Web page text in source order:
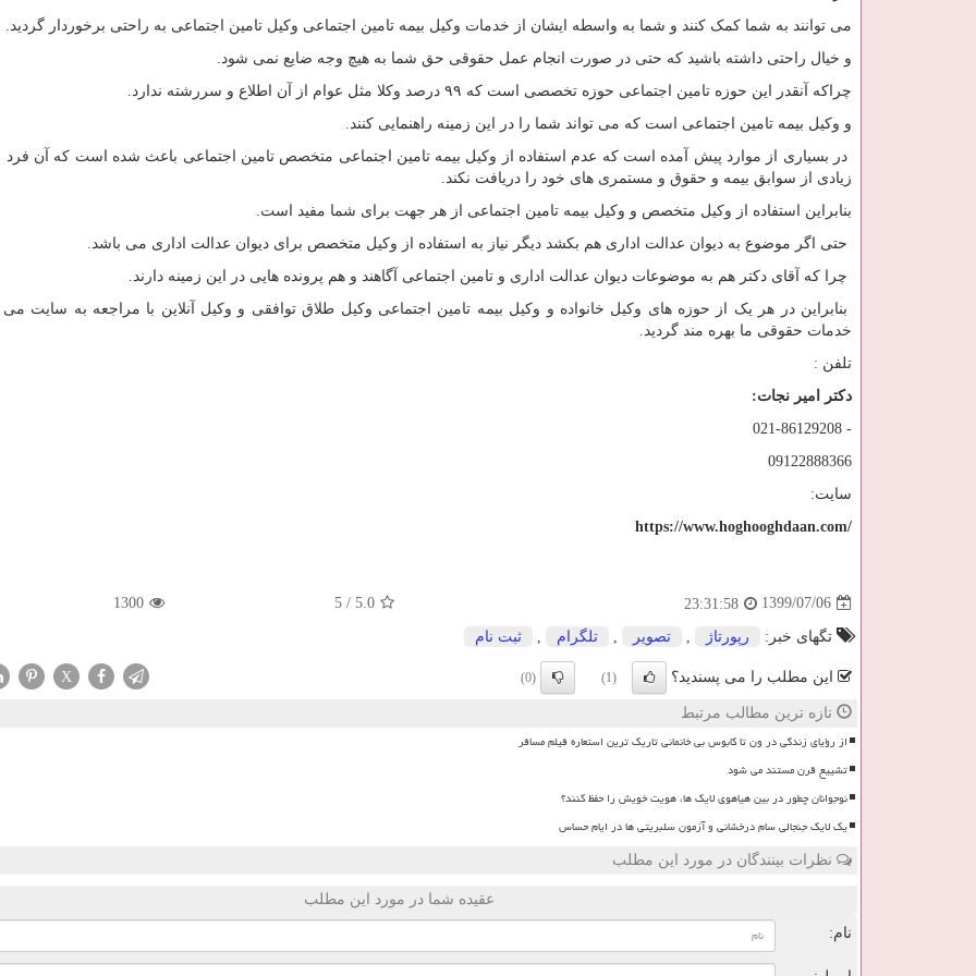
می توانند به شما کمک کنند و شما به واسطه ایشان از خدمات وکیل بیمه تامین اجتماعی وکیل تامین اجتماعی به راحتی برخوردار گردید.
و خیال راحتی داشته باشید که حتی در صورت انجام عمل حقوقی حق شما به هیچ وجه ضایع نمی شود.
چراکه آنقدر این حوزه تامین اجتماعی حوزه تخصصی است که ۹۹ درصد وکلا مثل عوام از آن اطلاع و سررشته ندارد.
و وکیل بیمه تامین اجتماعی است که می تواند شما را در این زمینه راهنمایی کنند.
در بسیاری از موارد پیش آمده است که عدم استفاده از وکیل بیمه تامین اجتماعی متخصص تامین اجتماعی باعث شده است که آن فرد
زیادی از سوابق بیمه و حقوق و مستمری های خود را دریافت نکند.
بنابراین استفاده از وکیل متخصص و وکیل بیمه تامین اجتماعی از هر جهت برای شما مفید است.
حتی اگر موضوع به دیوان عدالت اداری هم بکشد دیگر نیاز به استفاده از وکیل متخصص برای دیوان عدالت اداری می باشد.
چرا که آقای دکتر هم به موضوعات دیوان عدالت اداری و تامین اجتماعی آگاهند و هم پرونده هایی در این زمینه دارند.
بنابراین در هر یک از حوزه های وکیل خانواده و وکیل بیمه تامین اجتماعی وکیل طلاق توافقی و وکیل آنلاین با مراجعه به سایت می
خدمات حقوقی ما بهره مند گردید.
تلفن :
دکتر امیر نجات:
021-86129208 -
09122888366
سایت:
https://www.hoghooghdaan.com/
1399/07/06
23:31:58
5.0
/
5
1300
تگهای خبر: رپورتاژ تصویر تلگرام ثبت نام
این مطلب را می پسندید؟ (1)
(0)
X
تازه ترین مطالب مرتبط
از رؤیای زندگی در ون تا کابوس بی خانمانی تاریک ترین استعاره فیلم مسافر
تشییع قرن مستند می شود
نوجوانان چطور در بین هیاهوی لایک ها، هویت خویش را حفظ کنند؟
یک لایک جنجالی سام درخشانی و آزمون سلبریتی ها در ایام حساس
نظرات بینندگان در مورد این مطلب
عقیده شما در مورد این مطلب
نام: